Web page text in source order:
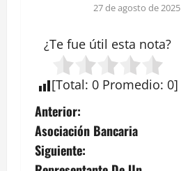
27 de agosto de 2025
¿Te fue útil esta nota?
[Total: 0 Promedio: 0]
N
a
Anterior:
Asociación Bancaria
Siguiente: